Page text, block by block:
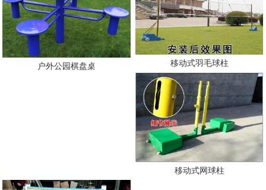
户外公园棋盘桌 移动式羽毛球柱
移动式网球柱